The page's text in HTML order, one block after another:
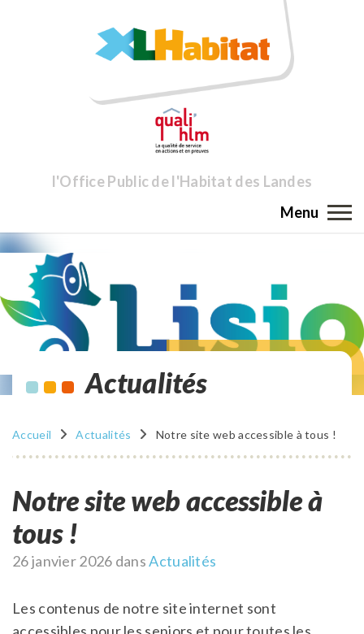
l'Office Public de l'Habitat des Landes
Menu
Actualités
Accueil Actualités Notre site web accessible à tous !
Notre site web accessible à
tous !
Publié
26 janvier 2026 dansActualités
Les contenus de notre site internet sont